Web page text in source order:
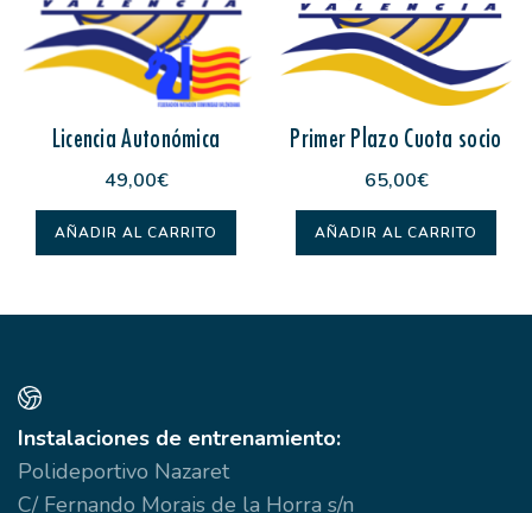
Licencia Autonómica
49,00€
AÑADIR AL CARRITO
Primer Plazo Cuota socio
65,00€
AÑADIR AL CARRITO
Instalaciones de entrenamiento:
Polideportivo Nazaret
C/ Fernando Morais de la Horra s/n